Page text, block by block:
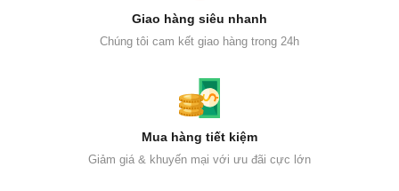
Giao hàng siêu nhanh
Chúng tôi cam kết giao hàng trong 24h
Mua hàng tiết kiệm
Giảm giá & khuyến mại với ưu đãi cực lớn